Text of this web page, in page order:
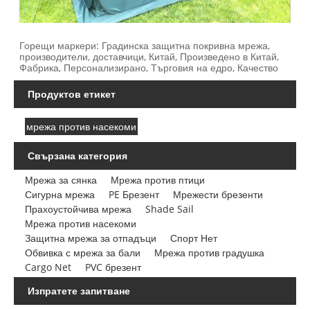
Горещи маркери: Градинска защитна покривна мрежа,
производители, доставчици, Китай, Произведено в Китай,
Фабрика, Персонализирано, Търговия на едро, Качество
Продуктов етикет
мрежа против насекоми
Свързана категория
Мрежа за сянка
Мрежа против птици
Сигурна мрежа
PE Брезент
Мрежести брезенти
Прахоустойчива мрежа
Shade Sail
Мрежа против насекоми
Защитна мрежа за отпадъци
Спорт Нет
Обвивка с мрежа за бали
Мрежа против градушка
Cargo Net
PVC брезент
Изпратете запитване